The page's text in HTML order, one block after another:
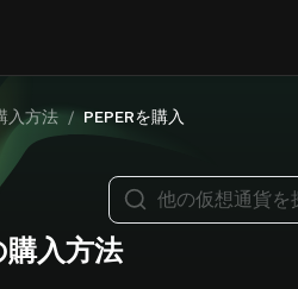
入方法 / PEPERを購入
購入方法
他の仮想通貨を